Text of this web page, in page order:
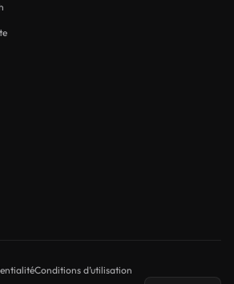
Conditions d’utilisation